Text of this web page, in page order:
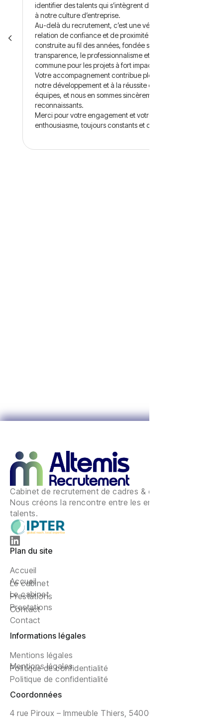
identifier des talents qui s’intègrent durablement
à notre culture d’entreprise.
Au-delà du recrutement, c’est une véritable
relation de confiance et de proximité qui s’est
construite au fil des années, fondée sur la
transparence, le professionnalisme et une passion
commune pour les projets à fort impact.
Votre accompagnement contribue pleinement à
notre développement et à la réussite de nos
équipes, et nous en sommes sincèrement
reconnaissants.
Merci pour votre engagement et votre
enthousiasme, toujours constants et contagieux !
Cabinet de recrutement de cadres & experts à Nancy.
Nous créons la rencontre entre les entreprises et les
talents.
Plan du site
Accueil
Accueil
Le cabinet
Le cabinet
Prestations
Prestations
Contact
Contact
Informations légales
Mentions légales
Mentions légales
Politique de confidentialité
Politique de confidentialité
Coordonnées
4 rue Piroux – Immeuble Thiers, 54000 NANCY